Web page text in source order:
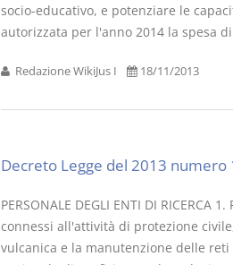
socio-educativo, e potenziare le
autorizzata per l'anno 2014 la spesa
Redazione WikiJus I 18/11/2013
Decreto Legge del 2013 numero
PERSONALE DEGLI ENTI DI
connessi all'attività di protezione
vulcanica e la manutenzione delle